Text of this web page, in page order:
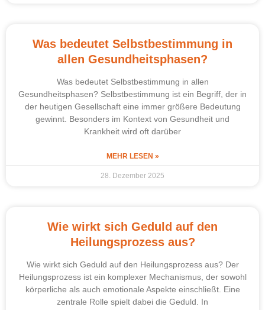
Was bedeutet Selbstbestimmung in
allen Gesundheitsphasen?
Was bedeutet Selbstbestimmung in allen
Gesundheitsphasen? Selbstbestimmung ist ein Begriff, der in
der heutigen Gesellschaft eine immer größere Bedeutung
gewinnt. Besonders im Kontext von Gesundheit und
Krankheit wird oft darüber
MEHR LESEN »
28. Dezember 2025
Wie wirkt sich Geduld auf den
Heilungsprozess aus?
Wie wirkt sich Geduld auf den Heilungsprozess aus? Der
Heilungsprozess ist ein komplexer Mechanismus, der sowohl
körperliche als auch emotionale Aspekte einschließt. Eine
zentrale Rolle spielt dabei die Geduld. In